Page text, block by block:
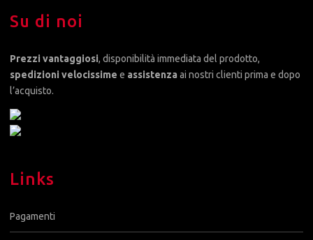
Su di noi
Prezzi vantaggiosi, disponibilità immediata del prodotto,
spedizioni velocissime e assistenza ai nostri clienti prima e dopo
l’acquisto.
Links
Pagamenti